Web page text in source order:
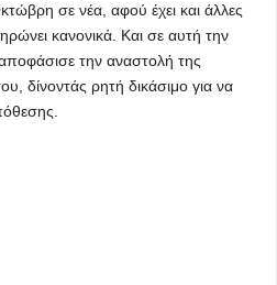
σε νέα, αφού έχει και άλλες
κανονικά. Και σε αυτή την
την αναστολή της
δίνοντάς ρητή δικάσιμο για να